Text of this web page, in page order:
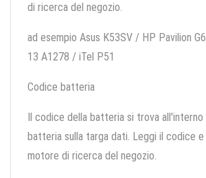
di ricerca del negozio.
ad esempio Asus K53SV / HP Pavilion
13 A1278 / iTel P51
Codice batteria
Il codice della batteria si trova
batteria sulla targa dati. Leggi il codice e
motore di ricerca del negozio.